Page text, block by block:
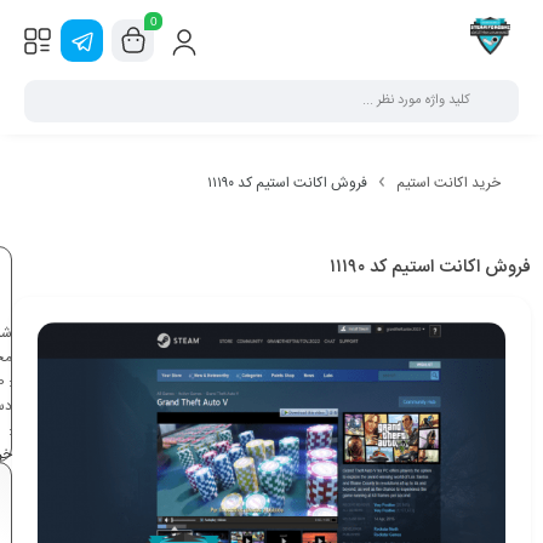
0
خرید اکانت استیم فروش اکانت استیم کد ۱۱۱۹۰
فروش اکانت استیم کد ۱۱۱۹۰
:
: